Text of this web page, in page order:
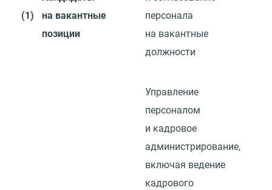
(1)
на вакантные
позиции
персонала
на вакантные
должности
Управление
персоналом
и кадровое
администрирование,
включая ведение
кадрового